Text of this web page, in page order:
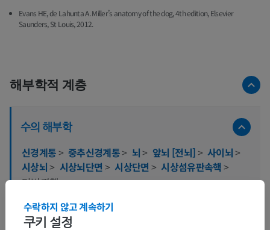
Evans HE, de Lahunta A. Miller’s anatomy of the dog, 4th edition, Elsevier
Saunders, St Louis, 2012.
해부학적 계층
수의 해부학
신경계통> 중추신경계통> 뇌> 앞뇌 [전뇌]> 사이뇌>
시상뇌> 시상뇌단면> 시상단면> 시상섬유판속핵>
다발곁핵
하위 구조:이 부위는 하위 해부 구조가 없습니다
쿠키 설정
수락하지 않고 계속하기